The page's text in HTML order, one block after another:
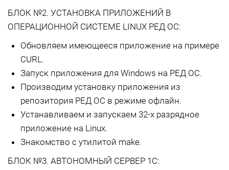
БЛОК №2. УСТАНОВКА ПРИЛОЖЕНИЙ В
ОПЕРАЦИОННОЙ СИСТЕМЕ LINUX РЕД ОС:
Обновляем имеющееся приложение на примере
CURL.
Запуск приложения для Windows на РЕД ОС.
Производим установку приложения из
репозитория РЕД ОС в режиме офлайн.
Устанавливаем и запускаем 32-х разрядное
приложение на Linux.
Знакомство с утилитой make.
БЛОК №3. АВТОНОМНЫЙ СЕРВЕР 1С: